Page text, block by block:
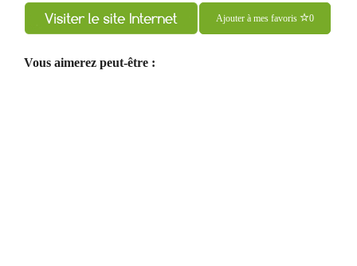
articles
Ajouter à mes favoris 0
Vous aimerez peut-être :